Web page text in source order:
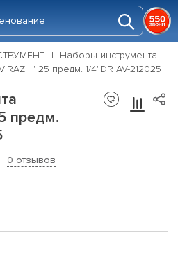
Наборы инструмента
25 предм. 1/4"DR AV-212025
предм.
0 отзывов